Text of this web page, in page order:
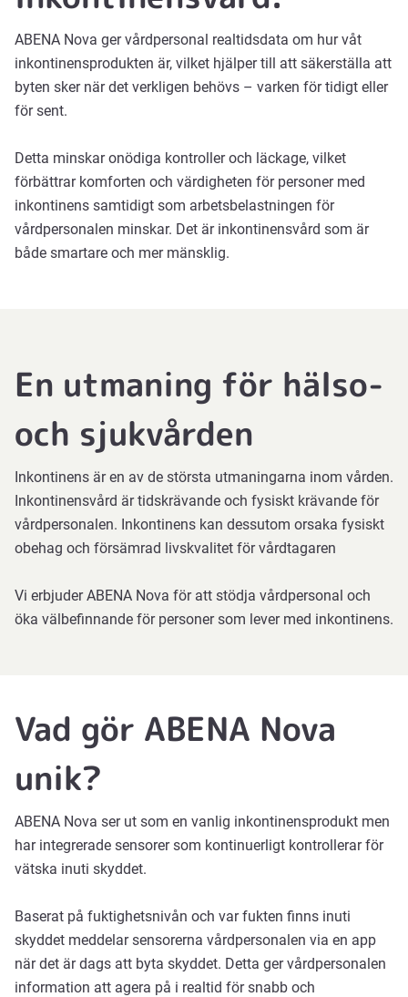
ABENA Nova ger vårdpersonal realtidsdata om hur våt
inkontinensprodukten är, vilket hjälper till att säkerställa att
byten sker när det verkligen behövs – varken för tidigt eller
för sent.
Detta minskar onödiga kontroller och läckage, vilket
förbättrar komforten och värdigheten för personer med
inkontinens samtidigt som arbetsbelastningen för
vårdpersonalen minskar. Det är inkontinensvård som är
både smartare och mer mänsklig.
code
Vimeo.
En utmaning för hälso-
och sjukvården
Inkontinens är en av de största utmaningarna inom vården.
Inkontinensvård är tidskrävande och fysiskt krävande för
vårdpersonalen. Inkontinens kan dessutom orsaka fysiskt
obehag och försämrad livskvalitet för vårdtagaren
Vi erbjuder ABENA Nova för att stödja vårdpersonal och
öka välbefinnande för personer som lever med inkontinens.
Vad gör ABENA Nova
unik?
ABENA Nova ser ut som en vanlig inkontinensprodukt men
har integrerade sensorer som kontinuerligt kontrollerar för
vätska inuti skyddet.
Baserat på fuktighetsnivån och var fukten finns inuti
skyddet meddelar sensorerna vårdpersonalen via en app
när det är dags att byta skyddet. Detta ger vårdpersonalen
information att agera på i realtid för snabb och